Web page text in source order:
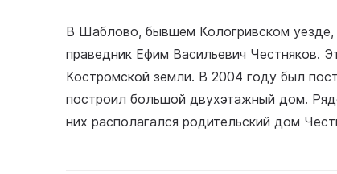
В Шаблово, бывшем Кологривском уезде,
праведник Ефим Васильевич Честняков.
Костромской земли. В 2004 году был
построил большой двухэтажный дом.
них располагался родительский дом